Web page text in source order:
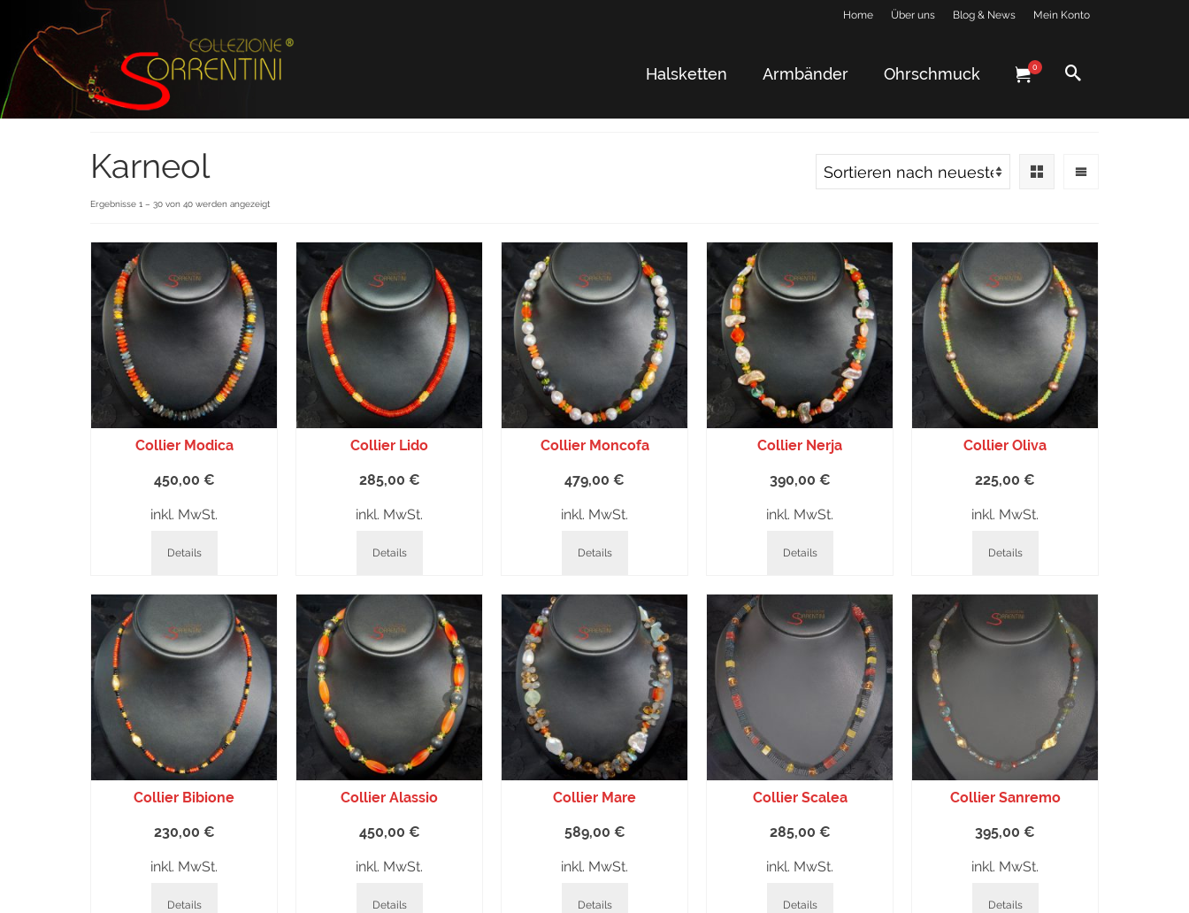
Home Über uns Blog & News Mein Konto
Halsketten Armbänder Ohrschmuck 0
Karneol
Ergebnisse 1 – 30 von 40 werden angezeigt
Collier Modica
450,00 €
inkl. MwSt.
Details
Collier Lido
285,00 €
inkl. MwSt.
Details
Collier Moncofa
479,00 €
inkl. MwSt.
Details
Collier Nerja
390,00 €
inkl. MwSt.
Details
Collier Oliva
225,00 €
inkl. MwSt.
Details
Collier Bibione
230,00 €
inkl. MwSt.
Details
Collier Alassio
450,00 €
inkl. MwSt.
Details
Collier Mare
589,00 €
inkl. MwSt.
Details
Collier Scalea
285,00 €
inkl. MwSt.
Details
Collier Sanremo
395,00 €
inkl. MwSt.
Details